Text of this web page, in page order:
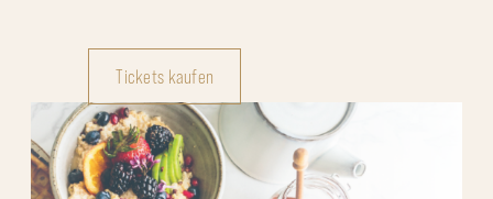
Tickets kaufen